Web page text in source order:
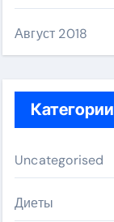
Август 2018
Категории
Uncategorised
Диеты